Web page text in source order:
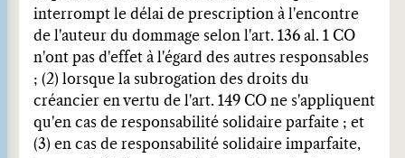
interrompt le délai de prescription à l'encontre
de l'auteur du dommage selon l'art. 136 al. 1 CO
n'ont pas d'effet à l'égard des autres responsables
; (2) lorsque la subrogation des droits du
créancier en vertu de l'art. 149 CO ne s'appliquent
qu'en cas de responsabilité solidaire parfaite ; et
(3) en cas de responsabilité solidaire imparfaite,